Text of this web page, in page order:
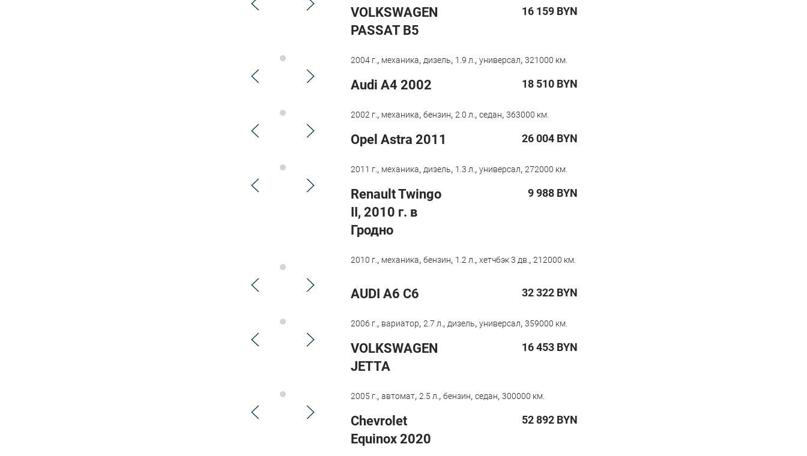
VOLKSWAGEN
PASSAT B5
16 159 BYN
2004 г., механика,дизель, 1.9 л.,универсал,321000 км.
Audi A4 2002 18 510 BYN
2002 г., механика,бензин,2.0 л.,седан,363000 км.
Opel Astra 2011 26 004 BYN
2011 г., механика,дизель, 1.3 л.,универсал,272000 км.
Renault Twingo
II, 2010 г. в
Гродно
9 988 BYN
2010 г., механика,бензин, 1.2 л.,хетчбэк 3 дв.,212000 км.
AUDI A6 C6 32 322 BYN
2006 г., вариатор,2.7 л.,дизель,универсал,359000 км.
VOLKSWAGEN
JETTA
16 453 BYN
2005 г.,автомат,2.5 л.,бензин,седан,300000 км.
Chevrolet
Equinox 2020
52 892 BYN